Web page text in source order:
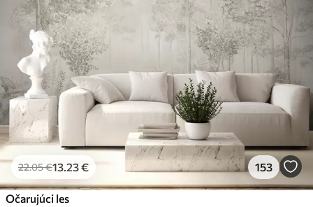
22.05€13 .23€ 153
Očarujúci les